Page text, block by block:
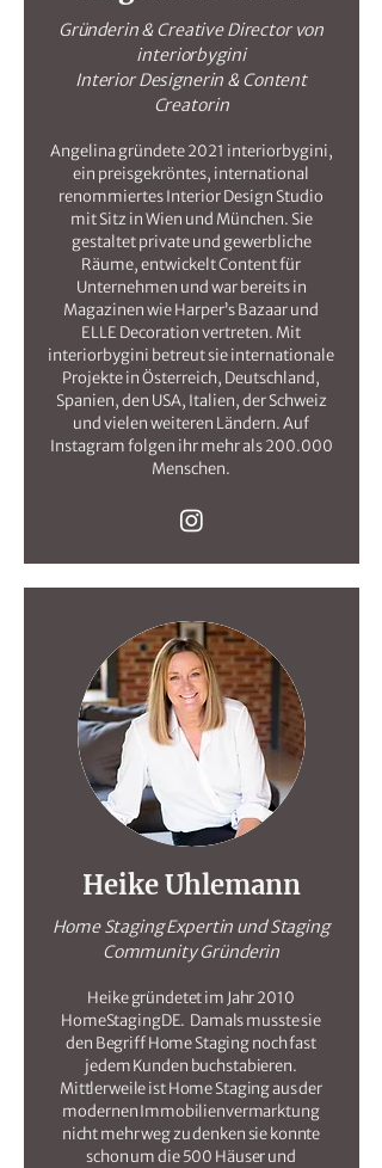
Gründerin & Creative Director von
interiorbygini
Interior Designerin & Content
Creatorin
Angelina gründete 2021 interiorbygini,
ein preisgekröntes, international
renommiertes Interior Design Studio
mit Sitz in Wien und München. Sie
gestaltet private und gewerbliche
Räume, entwickelt Content für
Unternehmen und war bereits in
Magazinen wie Harper’s Bazaar und
ELLE Decoration vertreten. Mit
interiorbygini betreut sie internationale
Projekte in Österreich, Deutschland,
Spanien, den USA, Italien, der Schweiz
und vielen weiteren Ländern. Auf
Instagram folgen ihr mehr als 200.000
Menschen.
Heike Uhlemann
Home Staging Expertin und Staging
Community Gründerin
Heike gründetet im Jahr 2010
HomeStagingDE. Damals musste sie
den Begriff Home Staging noch fast
jedem Kunden buchstabieren.
Mittlerweile ist Home Staging aus der
modernen Immobilienvermarktung
nicht mehr weg zu denken sie konnte
schon um die 500 Häuser und